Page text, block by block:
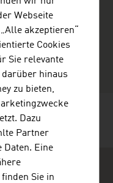
Webseite
akzeptieren“
Cookies
Sie relevante
darüber hinaus
zu bieten,
Dazu
Partner
Daten. Eine
Sie in